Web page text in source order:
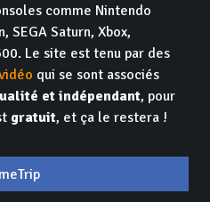
comme Nintendo
SEGA Saturn, Xbox,
Le site est tenu par des
qui se sont associés
et indépendant, pour
gratuit, et ça le restera !